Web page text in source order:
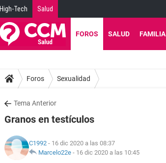
High-Tech Salud
FOROS SALUD FAMILIA
Foros Sexualidad
Tema Anterior
Granos en testículos
C1992 - 16 dic 2020 a las 08:37
Marcelo22e - 16 dic 2020 a las 10:45